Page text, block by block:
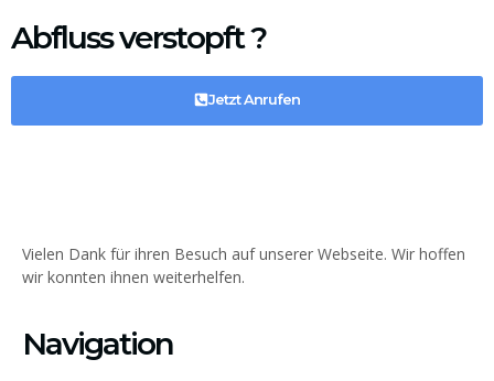
Abfluss verstopft ?
Jetzt Anrufen
Vielen Dank für ihren Besuch auf unserer Webseite. Wir hoffen
wir konnten ihnen weiterhelfen.
Navigation